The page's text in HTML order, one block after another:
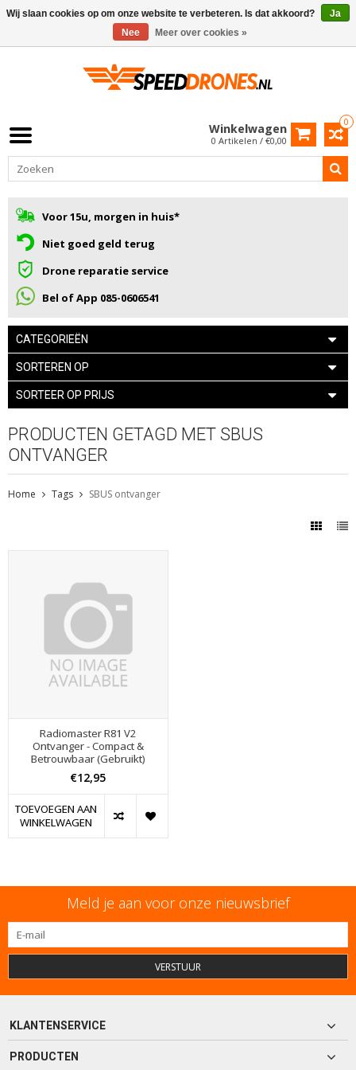
0
Winkelwagen
0 Artikelen / €0,00
Voor 15u, morgen in huis*
Niet goed geld terug
Drone reparatie service
Bel of App 085-0606541
CATEGORIEËN
SORTEREN OP
SORTEER OP PRIJS
PRODUCTEN GETAGD MET SBUS
ONTVANGER
Home Tags SBUS ontvanger
Radiomaster R81 V2
Ontvanger - Compact &
Betrouwbaar (Gebruikt)
€12,95
TOEVOEGEN AAN
WINKELWAGEN
Meld je aan voor onze nieuwsbrief
VERSTUUR
KLANTENSERVICE
PRODUCTEN
Wij slaan cookies op om onze website te verbeteren. Is dat akkoord?
Ja
Nee
Meer over cookies »